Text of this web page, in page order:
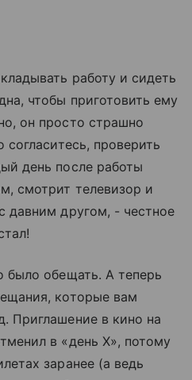
работу и сидеть
чтобы приготовить ему
он просто страшно
согласитесь, проверить
день после работы
смотрит телевизор и
давним другом, - честное
было обещать. А теперь
которые вам
Приглашение в кино на
в «день Х», потому
заранее (а ведь